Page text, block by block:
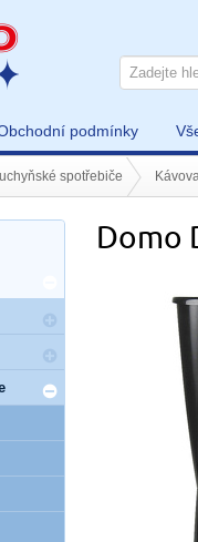
podmínky
spotřebiče
Domo